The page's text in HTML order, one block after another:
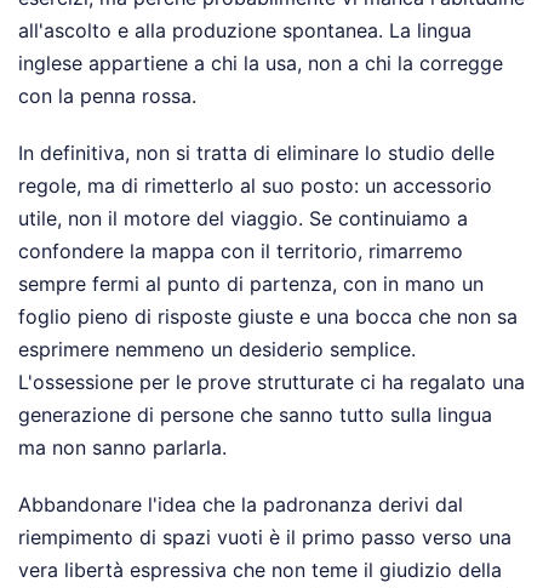
all'ascolto e alla produzione spontanea. La lingua
inglese appartiene a chi la usa, non a chi la corregge
con la penna rossa.
In definitiva, non si tratta di eliminare lo studio delle
regole, ma di rimetterlo al suo posto: un accessorio
utile, non il motore del viaggio. Se continuiamo a
confondere la mappa con il territorio, rimarremo
sempre fermi al punto di partenza, con in mano un
foglio pieno di risposte giuste e una bocca che non sa
esprimere nemmeno un desiderio semplice.
L'ossessione per le prove strutturate ci ha regalato una
generazione di persone che sanno tutto sulla lingua
ma non sanno parlarla.
Abbandonare l'idea che la padronanza derivi dal
riempimento di spazi vuoti è il primo passo verso una
vera libertà espressiva che non teme il giudizio della